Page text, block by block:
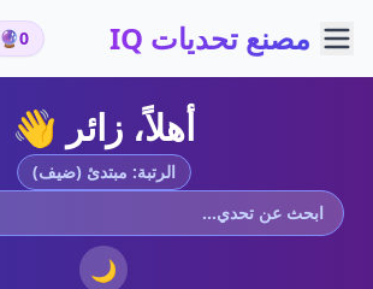
مصنع تحديات IQ 0
🔮
أهلاً، زائر 👋
الرتبة: مبتدئ (ضيف)
🌙